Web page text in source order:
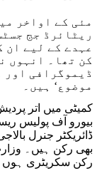
مئی کے اواخر
ریٹائرڈ جج
عہدے کے لیے ان
کن تھا۔ انہوں
ڈیموگرافی اور
موضوع‘ ہیں۔
کمیٹی میں اتر
بیورو آف پولیس
ڈائریکٹر جنرل
بھی رکن ہیں۔
رکن سکریٹری ہوں